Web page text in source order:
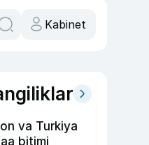
Kabinet
va Turkiya
bitimi